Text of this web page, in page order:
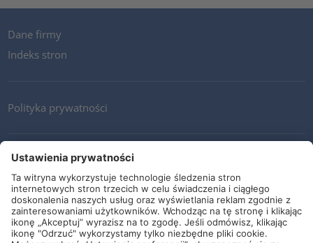
Dane firmy
Indeks stron
Polityka prywatności
Kontakt
Newsletter